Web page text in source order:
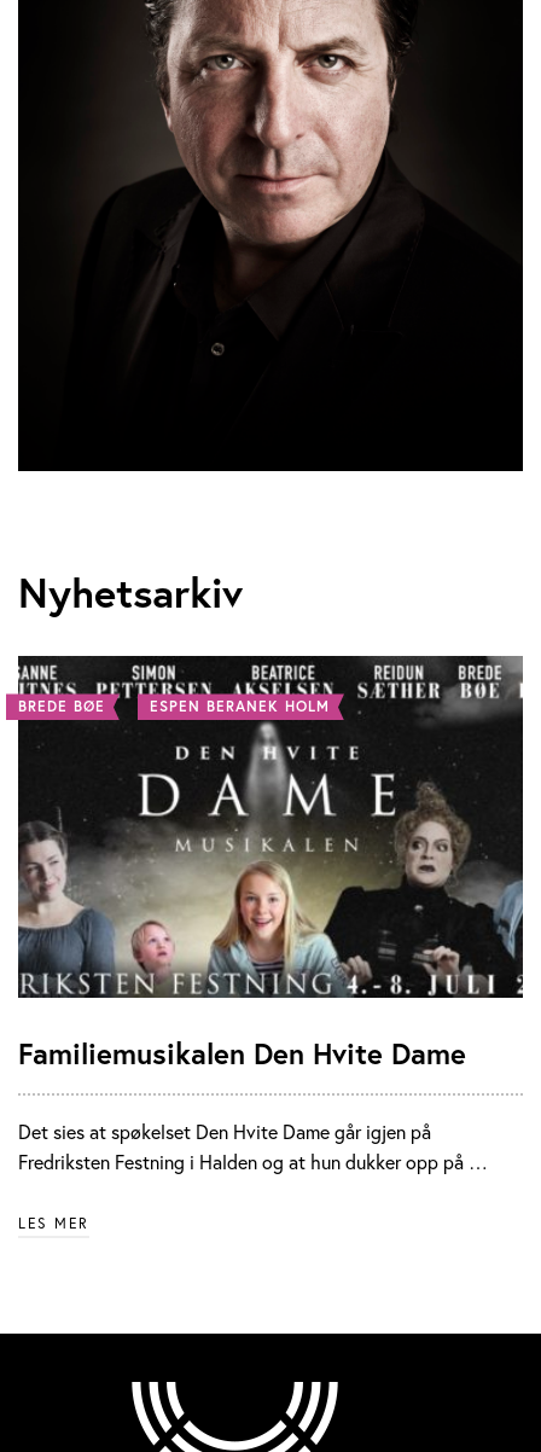
Nyhetsarkiv
BREDE BØE ESPEN BERANEK HOLM
Familiemusikalen Den Hvite Dame
Det sies at spøkelset Den Hvite Dame går igjen på
Fredriksten Festning i Halden og at hun dukker opp på …
LES MER